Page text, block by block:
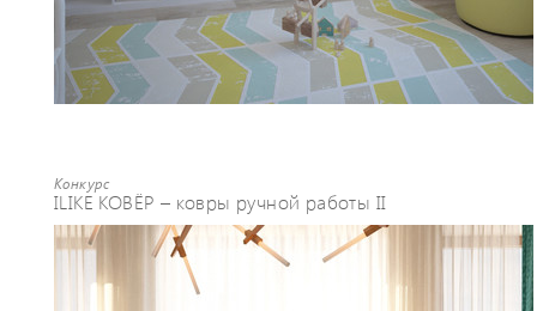
Конкурс
ILIKE КОВЁР – ковры ручной работы II